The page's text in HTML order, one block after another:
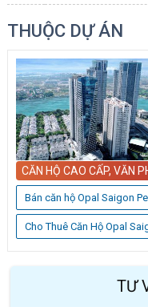
THUỘC DỰ ÁN
CĂN HỘ CAO CẤP, VĂN
Bán căn hộ Opal Saigon
Cho Thuê Căn Hộ Opal
TƯ